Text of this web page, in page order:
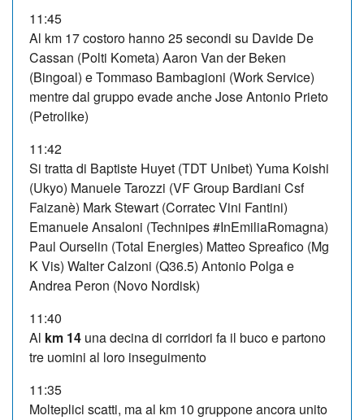
11:45
Al km 17 costoro hanno 25 secondi su Davide De
Cassan (Polti Kometa) Aaron Van der Beken
(Bingoal) e Tommaso Bambagioni (Work Service)
mentre dal gruppo evade anche Jose Antonio Prieto
(Petrolike)
11:42
Si tratta di Baptiste Huyet (TDT Unibet) Yuma Koishi
(Ukyo) Manuele Tarozzi (VF Group Bardiani Csf
Faizanè) Mark Stewart (Corratec Vini Fantini)
Emanuele Ansaloni (Technipes #InEmiliaRomagna)
Paul Ourselin (Total Energies) Matteo Spreafico (Mg
K Vis) Walter Calzoni (Q36.5) Antonio Polga e
Andrea Peron (Novo Nordisk)
11:40
Al km 14 una decina di corridori fa il buco e partono
tre uomini al loro inseguimento
11:35
Molteplici scatti, ma al km 10 gruppone ancora unito